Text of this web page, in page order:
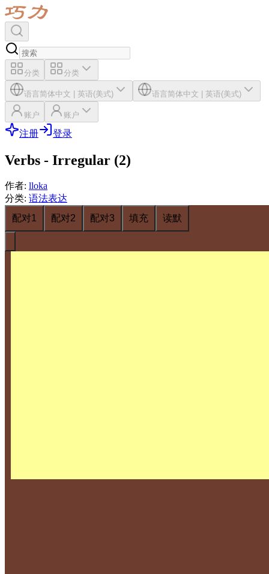
分类 分类
语言简体中文 | 英语(美式) 语言简体中文 | 英语(美式)
账户 账户
注册 登录
Verbs - Irregular (2)
作者: lloka
分类: 语法表达
配对1
配对2 配对3 填充 读默